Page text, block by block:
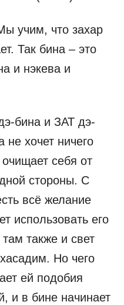
учим, что захар
Так бина – это
и нэкева и
бина и ЗАТ дэ-
хочет ничего
себя от
стороны. С
всё желание
использовать его
также и свет
Но чего
ей подобия
и в бине начинает